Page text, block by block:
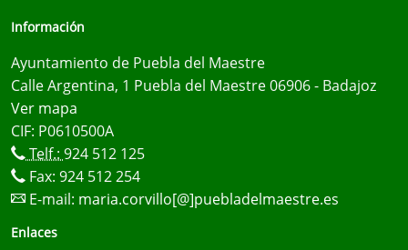
Información
Ayuntamiento de Puebla del Maestre
Calle Argentina, 1 Puebla del Maestre 06906 - Badajoz
Ver mapa
CIF: P0610500A
Telf.: 924 512 125
Fax: 924 512 254
E-mail: maria.corvillo[@]puebladelmaestre.es
Enlaces